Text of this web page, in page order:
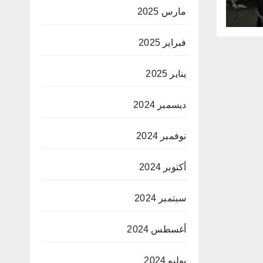
مارس 2025
فبراير 2025
يناير 2025
ديسمبر 2024
نوفمبر 2024
أكتوبر 2024
سبتمبر 2024
أغسطس 2024
يوليو 2024